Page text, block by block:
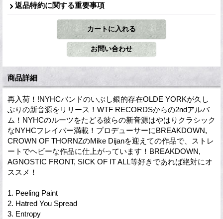
返品特約に関する重要事項
商品詳細
再入荷！!NYHCバンドのいぶし銀的存在OLDE YORKが久し
ぶりの新音源をリリース！WTF RECORDSからの2ndアルバ
ム！NYHCのルーツをたどる彼らの新音源はやはりクラシック
なNYHCフレイバー満載！プロデューサーにBREAKDOWN,
CROWN OF THORNZのMike Dijanを迎えての作品で、ストレ
ートでヘビーな作品に仕上がっています！BREAKDOWN,
AGNOSTIC FRONT, SICK OF IT ALL等好きであれば絶対にオ
ススメ！
1. Peeling Paint
2. Hatred You Spread
3. Entropy